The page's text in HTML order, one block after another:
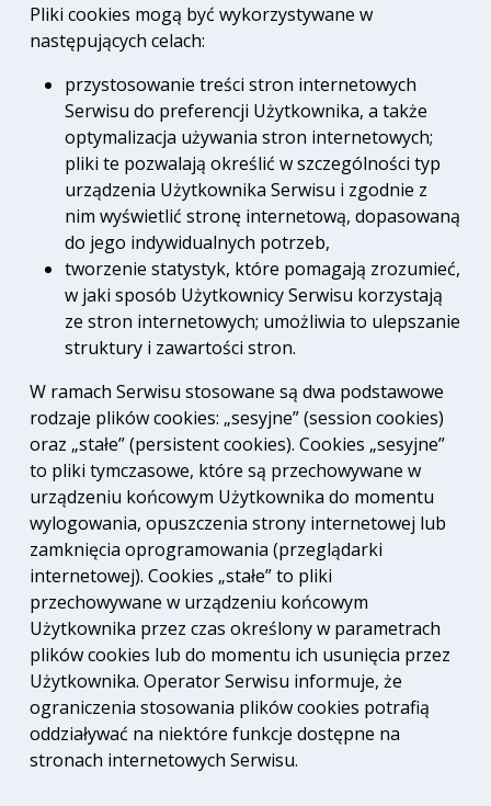
Pliki cookies mogą być wykorzystywane w
następujących celach:
przystosowanie treści stron internetowych
Serwisu do preferencji Użytkownika, a także
optymalizacja używania stron internetowych;
pliki te pozwalają określić w szczególności typ
urządzenia Użytkownika Serwisu i zgodnie z
nim wyświetlić stronę internetową, dopasowaną
do jego indywidualnych potrzeb,
tworzenie statystyk, które pomagają zrozumieć,
w jaki sposób Użytkownicy Serwisu korzystają
ze stron internetowych; umożliwia to ulepszanie
struktury i zawartości stron.
W ramach Serwisu stosowane są dwa podstawowe
rodzaje plików cookies: „sesyjne” (session cookies)
oraz „stałe” (persistent cookies). Cookies „sesyjne”
to pliki tymczasowe, które są przechowywane w
urządzeniu końcowym Użytkownika do momentu
wylogowania, opuszczenia strony internetowej lub
zamknięcia oprogramowania (przeglądarki
internetowej). Cookies „stałe” to pliki
przechowywane w urządzeniu końcowym
Użytkownika przez czas określony w parametrach
plików cookies lub do momentu ich usunięcia przez
Użytkownika. Operator Serwisu informuje, że
ograniczenia stosowania plików cookies potrafią
oddziaływać na niektóre funkcje dostępne na
stronach internetowych Serwisu.